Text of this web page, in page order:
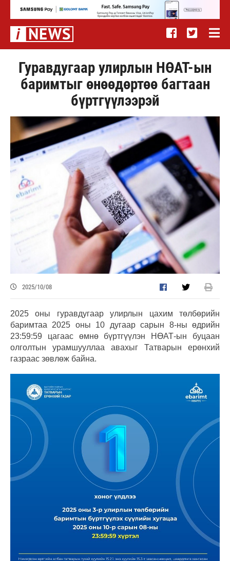
Гуравдугаар улирлын НӨАТ-ын
баримтыг өнөөдөртөө багтаан
бүртгүүлээрэй
2025/10/08
2025 оны гуравдугаар улирлын цахим төлбөрийн
баримтаа 2025 оны 10 дугаар сарын 8-ны өдрийн
23:59:59 цагаас өмнө бүртгүүлэн НӨАТ-ын буцаан
олголтын урамшууллаа авахыг Татварын ерөнхий
газраас зөвлөж байна.